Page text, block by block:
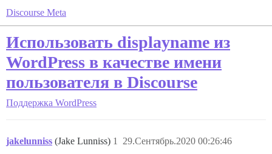
Discourse Meta
Использовать displayname из
WordPress в качестве имени
пользователя в Discourse
Поддержка WordPress
jakelunniss (Jake Lunniss) 29.Сентябрь.2020 00:26:46
1